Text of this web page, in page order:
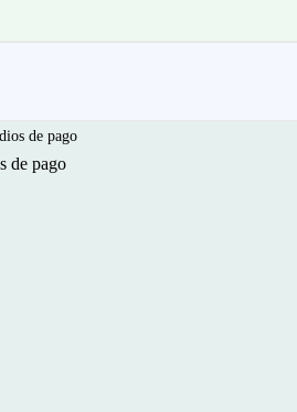
de pago